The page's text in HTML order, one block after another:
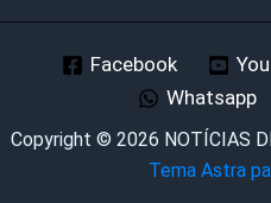
Facebook
Whatsapp
Copyright © 2026 NOTÍCIAS
Tema Astra